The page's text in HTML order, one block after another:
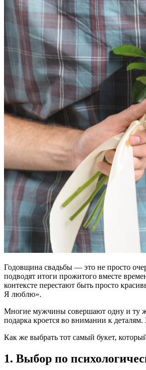
Годовщина свадьбы — это не просто
подводят итоги прожитого вместе
контексте перестают быть просто
Я люблю».
Многие мужчины совершают одну и ту
подарка кроется во внимании к
Как же выбрать тот самый букет,
1. Выбор по